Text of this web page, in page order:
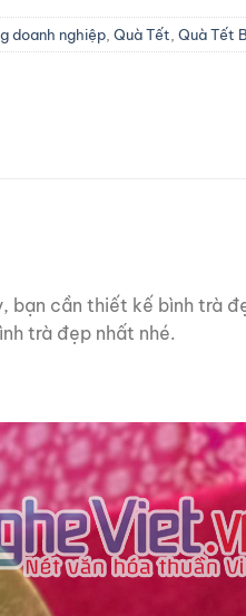
doanh nghiệp, Quà Tết, Quà Tết
bạn cần thiết kế bình trà
trà đẹp nhất nhé.